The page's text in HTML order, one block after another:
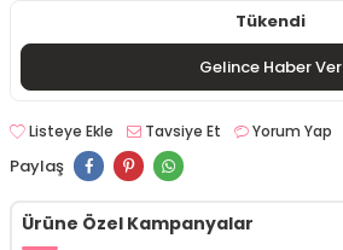
Tükendi
Gelince Haber Ver
Listeye Ekle Tavsiye Et Yorum Yap
Paylaş
Ürüne Özel Kampanyalar